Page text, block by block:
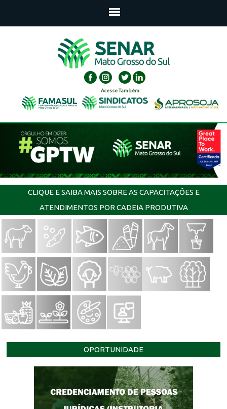
Acesse Também:
CLIQUE E SAIBA MAIS SOBRE AS CAPACITAÇÕES E
ATENDIMENTOS POR CADEIA PRODUTIVA
OPORTUNIDADE